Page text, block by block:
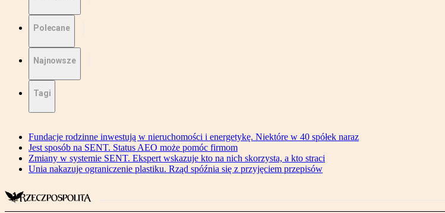
Polecane
Najnowsze
Tagi
Fundacje rodzinne inwestują w nieruchomości i energetykę. Niektóre w 40 spółek naraz
Jest sposób na SENT. Status AEO może pomóc firmom
Zmiany w systemie SENT. Ekspert wskazuje kto na nich skorzysta, a kto straci
Unia nakazuje ograniczenie plastiku. Rząd spóźnia się z przyjęciem przepisów